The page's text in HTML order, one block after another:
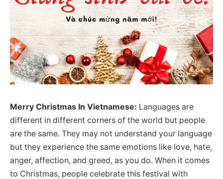
Merry Christmas In Vietnamese: Languages are
different in different corners of the world but people
are the same. They may not understand your language
but they experience the same emotions like love, hate,
anger, affection, and greed, as you do. When it comes
to Christmas, people celebrate this festival with